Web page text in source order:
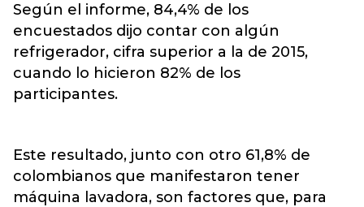
Según el informe, 84,4% de los
encuestados dijo contar con algún
refrigerador, cifra superior a la de 2015,
cuando lo hicieron 82% de los
participantes.
Este resultado, junto con otro 61,8% de
colombianos que manifestaron tener
máquina lavadora, son factores que, para